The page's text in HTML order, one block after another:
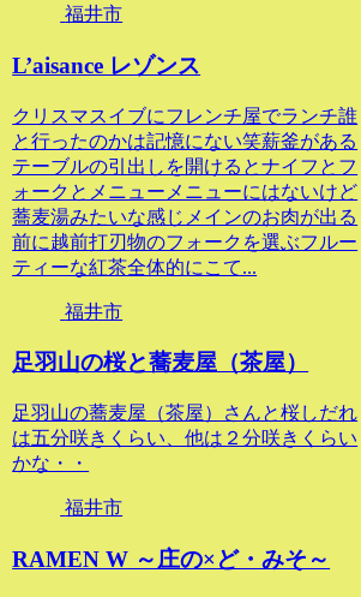
福井市
L’aisance レゾンス
クリスマスイブにフレンチ屋でランチ誰
と行ったのかは記憶にない笑薪釜がある
テーブルの引出しを開けるとナイフとフ
ォークとメニューメニューにはないけど
蕎麦湯みたいな感じメインのお肉が出る
前に越前打刃物のフォークを選ぶフルー
ティーな紅茶全体的にこて...
福井市
足羽山の桜と蕎麦屋（茶屋）
足羽山の蕎麦屋（茶屋）さんと桜しだれ
は五分咲きくらい、他は２分咲きくらい
かな・・
福井市
RAMEN W ～庄の×ど・みそ～